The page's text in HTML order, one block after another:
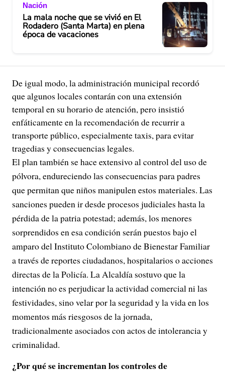
Nación
La mala noche que se vivió en El
Rodadero (Santa Marta) en plena
época de vacaciones
De igual modo, la administración municipal recordó
que algunos locales contarán con una extensión
temporal en su horario de atención, pero insistió
enfáticamente en la recomendación de recurrir a
transporte público, especialmente taxis, para evitar
tragedias y consecuencias legales.
El plan también se hace extensivo al control del uso de
pólvora, endureciendo las consecuencias para padres
que permitan que niños manipulen estos materiales. Las
sanciones pueden ir desde procesos judiciales hasta la
pérdida de la patria potestad; además, los menores
sorprendidos en esa condición serán puestos bajo el
amparo del Instituto Colombiano de Bienestar Familiar
a través de reportes ciudadanos, hospitalarios o acciones
directas de la Policía. La Alcaldía sostuvo que la
intención no es perjudicar la actividad comercial ni las
festividades, sino velar por la seguridad y la vida en los
momentos más riesgosos de la jornada,
tradicionalmente asociados con actos de intolerancia y
criminalidad.
¿Por qué se incrementan los controles de